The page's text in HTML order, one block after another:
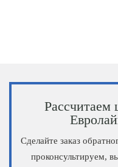
Сделайте заказ
проконсультируем,